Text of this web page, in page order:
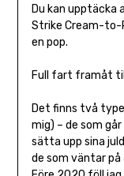
Du kan upptäcka
Strike Cream-to-
en pop.
Full fart framåt
Det finns två
mig) – de som
sätta upp sina
de som väntar